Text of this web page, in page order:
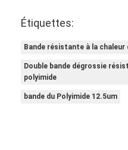
Étiquettes:
Bande résistante à la
Double bande dégrossie
polyimide
bande du Polyimide 12.5um